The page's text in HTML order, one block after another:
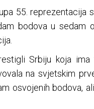
55. reprezentacija
bodova u sedam
Srbiju koja ima
na svjetskim
osvojenih bodova,